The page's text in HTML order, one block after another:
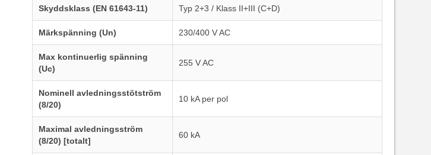
Skyddsklass (EN 61643-11) Typ 2+3 / Klass II+III (C+D)
Märkspänning (Un) 230/400 V AC
Max kontinuerlig spänning
(Uc)
255 V AC
Nominell avledningsstötström
(8/20)
10 kA per pol
Maximal avledningsström
(8/20) [totalt]
60 kA